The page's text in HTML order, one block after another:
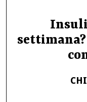
settimana?